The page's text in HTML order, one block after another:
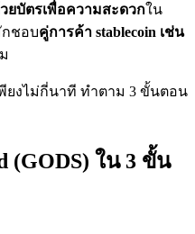
ยบัตรเพื่อความสะดวกใน
ชอบคู่การค้า stablecoin เช่น
พียงไม่กี่นาที ทำตาม 3 ขั้นตอน
(GODS) ใน 3 ขั้น